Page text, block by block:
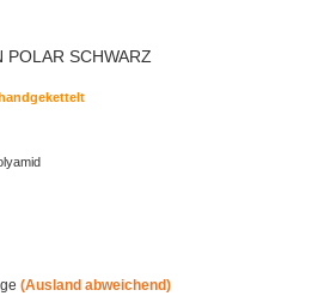
POLAR SCHWARZ
(Ausland abweichend)